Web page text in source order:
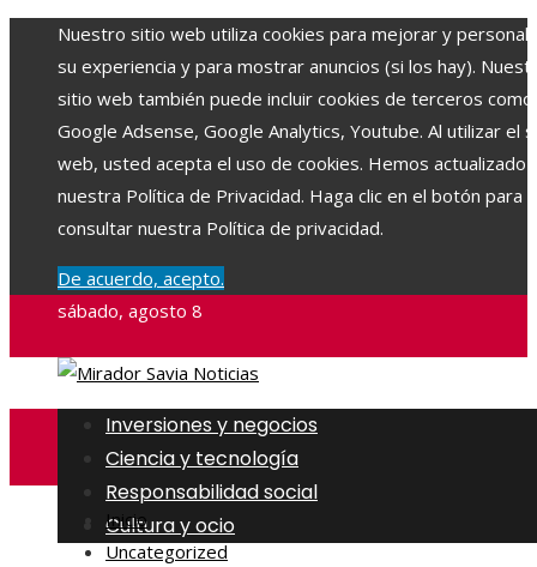
Nuestro sitio web utiliza cookies para mejorar y
su experiencia y para mostrar anuncios (si los hay).
sitio web también puede incluir cookies de terceros como
Google Adsense, Google Analytics, Youtube. Al utilizar el
web, usted acepta el uso de cookies. Hemos actualizado
nuestra Política de Privacidad. Haga clic en el botón para
consultar nuestra Política de privacidad.
De acuerdo, acepto.
sábado, agosto 8
Inversiones y negocios
Ciencia y tecnología
Responsabilidad social
Cultura y ocio
Inicio
Uncategorized